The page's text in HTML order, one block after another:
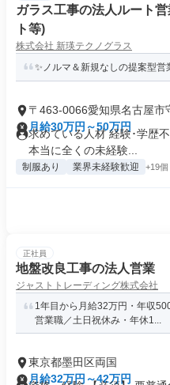
ガラス工事の法人ルート
ト等)
株式会社 新瑛テクノグラス
✨ノルマ＆新規なしの提案型
〒463-0066愛知県名古屋市
月給30万円～50万円
求めている人材 経験･学歴
本当に全くの未経験...
制服あり 業界未経験歓迎 +19個
正社員
地盤改良工事の法人営業
ジャストトレーディング株式会社
1年目から月給32万円・年収
営業職／土日祝休み・年休1...
東京都墨田区両国
月給32万円～42万円